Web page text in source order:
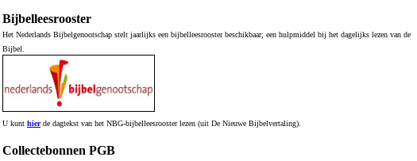
Bijbelleesrooster
Het Nederlands Bijbelgenootschap stelt jaarlijks een bijbelleesrooster beschikbaar; een hulpmiddel bij het dagelijks lezen van de
Bijbel.
U kunt hierde dagtekst van het NBG-bijbelleesrooster lezen (uit De Nieuwe Bijbelvertaling).
Collectebonnen PGB